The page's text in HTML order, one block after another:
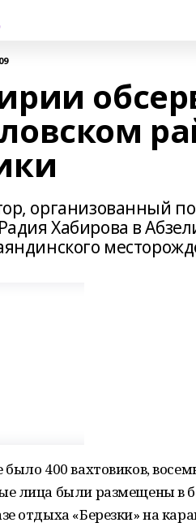
организованный
Хабирова в
было 400 вахтовиков,
лица были размещены в
отдыха «Березки» на